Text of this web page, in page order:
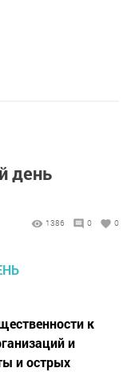
день
1386 0 0
к
и
и острых